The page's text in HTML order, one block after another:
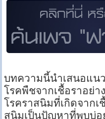
บทความนี้นำเสนอแน
โรคพืชจากเชื้อราอย่
โรคราสนิมที่เกิดจากเ
สนิมเป็นปัญหาที่พบบ่อ